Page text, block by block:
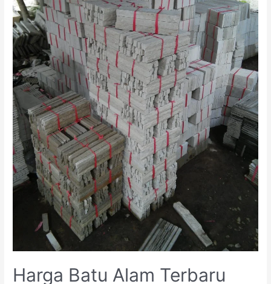
Batu
Alam
Harga Batu Alam Terbaru